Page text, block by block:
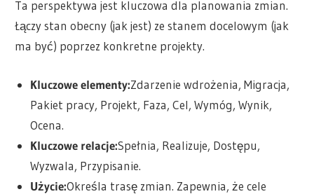
Ta perspektywa jest kluczowa dla planowania zmian.
Łączy stan obecny (jak jest) ze stanem docelowym (jak
ma być) poprzez konkretne projekty.
Kluczowe elementy:Zdarzenie wdrożenia, Migracja,
Pakiet pracy, Projekt, Faza, Cel, Wymóg, Wynik,
Ocena.
Kluczowe relacje:Spełnia, Realizuje, Dostępu,
Wyzwala, Przypisanie.
Użycie:Określa trasę zmian. Zapewnia, że cele